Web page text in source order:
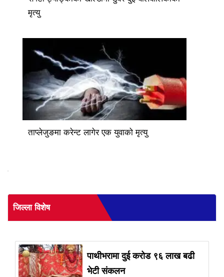
मृत्यु
ताप्लेजुङमा करेन्ट लागेर एक युवाको मृत्यु
'
जिल्ला विशेष
पाथीभरामा दुई करोड ९६ लाख बढी
भेटी संकलन